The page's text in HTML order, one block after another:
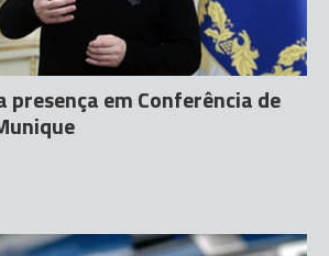
presença em Conferência de